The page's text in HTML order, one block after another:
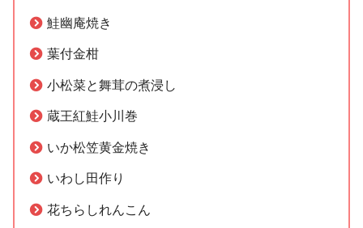
鮭幽庵焼き
葉付金柑
小松菜と舞茸の煮浸し
蔵王紅鮭小川巻
いか松笠黄金焼き
いわし田作り
花ちらしれんこん